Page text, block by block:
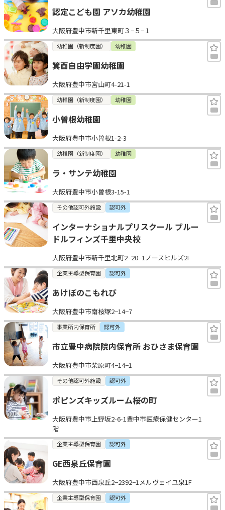
認定こども園 アソカ幼稚園
大阪府豊中市新千里東町３−５−１
幼稚園（新制度園） 幼稚園
箕面自由学園幼稚園
大阪府豊中市宮山町4-21-1
幼稚園（新制度園） 幼稚園
小曽根幼稚園
大阪府豊中市小曽根1-2-3
幼稚園（新制度園） 幼稚園
ラ・サンテ幼稚園
大阪府豊中市小曽根3-15-1
その他認可外施設 認可外
インターナショナルプリスクール ブルー
ドルフィンズ千里中央校
大阪府豊中市新千里北町2−20−1ノースヒルズ2F
企業主導型保育園 認可外
あけぼのこもれび
大阪府豊中市南桜塚2−14−7
事業所内保育所 認可外
市立豊中病院院内保育所 おひさま保育園
大阪府豊中市柴原町4−14−1
その他認可外施設 認可外
ポピンズキッズルーム桜の町
大阪府豊中市上野坂2-6-1豊中市医療保健センター1
階
企業主導型保育園 認可外
GE西泉丘保育園
大阪府豊中市西泉丘2−2392−1メルヴェイユ泉1F
企業主導型保育園 認可外